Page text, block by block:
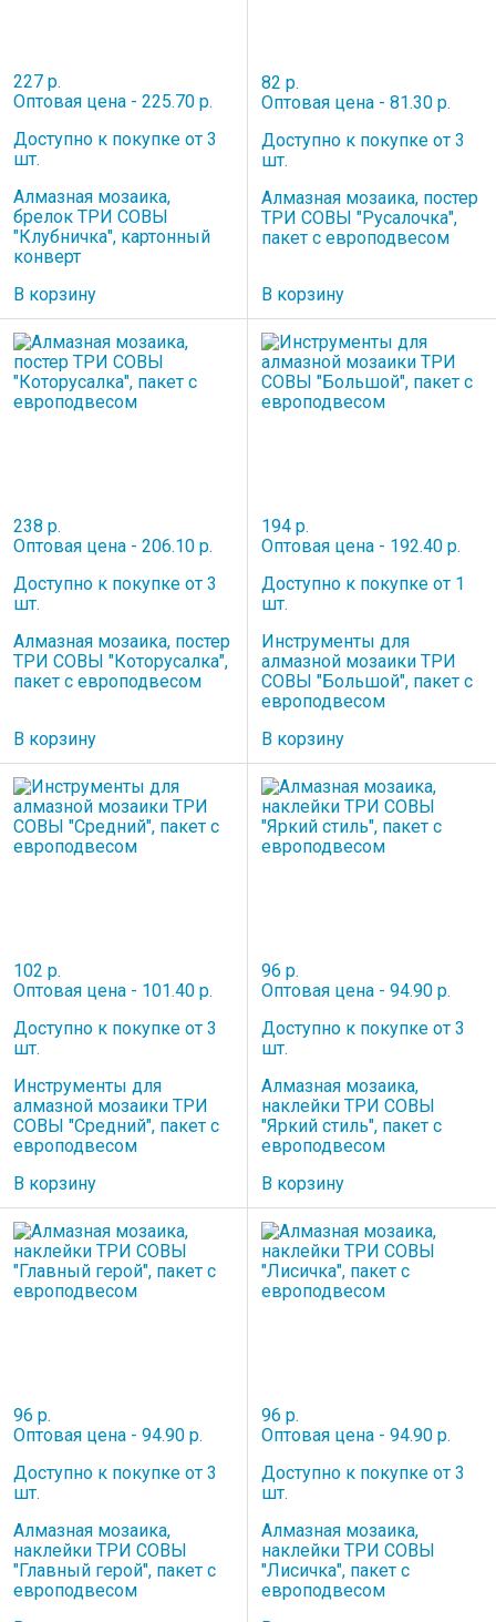
227 р.
Оптовая цена - 225.70 р.
Доступно к покупке от 3
шт.
Алмазная мозаика,
брелок ТРИ СОВЫ
"Клубничка", картонный
конверт
В корзину
82 р.
Оптовая цена - 81.30 р.
Доступно к покупке от 3
шт.
Алмазная мозаика, постер
ТРИ СОВЫ "Русалочка",
пакет с европодвесом
В корзину
238 р.
Оптовая цена - 206.10 р.
Доступно к покупке от 3
шт.
Алмазная мозаика, постер
ТРИ СОВЫ "Которусалка",
пакет с европодвесом
В корзину
194 р.
Оптовая цена - 192.40 р.
Доступно к покупке от 1
шт.
Инструменты для
алмазной мозаики ТРИ
СОВЫ "Большой", пакет с
европодвесом
В корзину
102 р.
Оптовая цена - 101.40 р.
Доступно к покупке от 3
шт.
Инструменты для
алмазной мозаики ТРИ
СОВЫ "Средний", пакет с
европодвесом
В корзину
96 р.
Оптовая цена - 94.90 р.
Доступно к покупке от 3
шт.
Алмазная мозаика,
наклейки ТРИ СОВЫ
"Яркий стиль", пакет с
европодвесом
В корзину
96 р.
Оптовая цена - 94.90 р.
Доступно к покупке от 3
шт.
Алмазная мозаика,
наклейки ТРИ СОВЫ
"Главный герой", пакет с
европодвесом
96 р.
Оптовая цена - 94.90 р.
Доступно к покупке от 3
шт.
Алмазная мозаика,
наклейки ТРИ СОВЫ
"Лисичка", пакет с
европодвесом